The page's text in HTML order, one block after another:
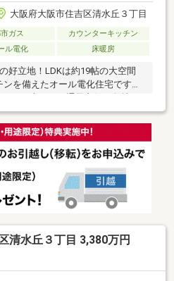
大阪府大阪市住吉区清水丘３丁目
ガス
カウンターキッチン
ル電化 床暖房
好立地！LDKは約19帖の大空間
を備えたオール電化住宅です。
清水丘３丁目 3,380万円